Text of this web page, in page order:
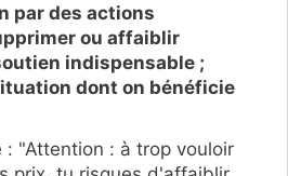
par des actions
ou affaiblir
indispensable ;
dont on bénéficie
: "Attention : à trop vouloir